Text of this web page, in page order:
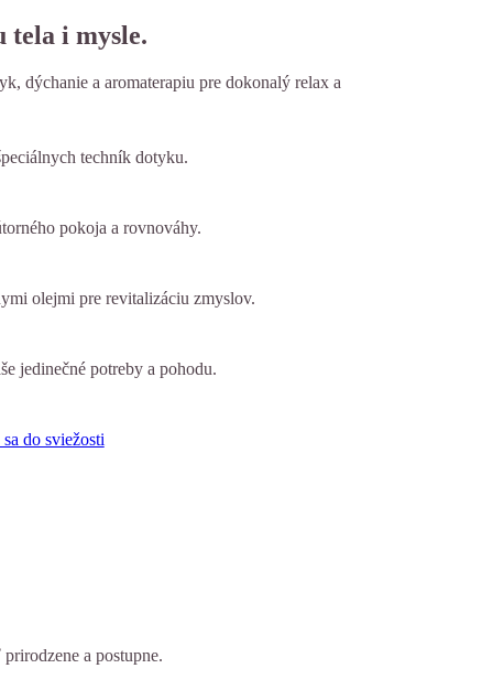
tela i mysle.
dýchanie a aromaterapiu pre dokonalý relax a
techník dotyku.
pokoja a rovnováhy.
olejmi pre revitalizáciu zmyslov.
jedinečné potreby a pohodu.
do sviežosti
a postupne.